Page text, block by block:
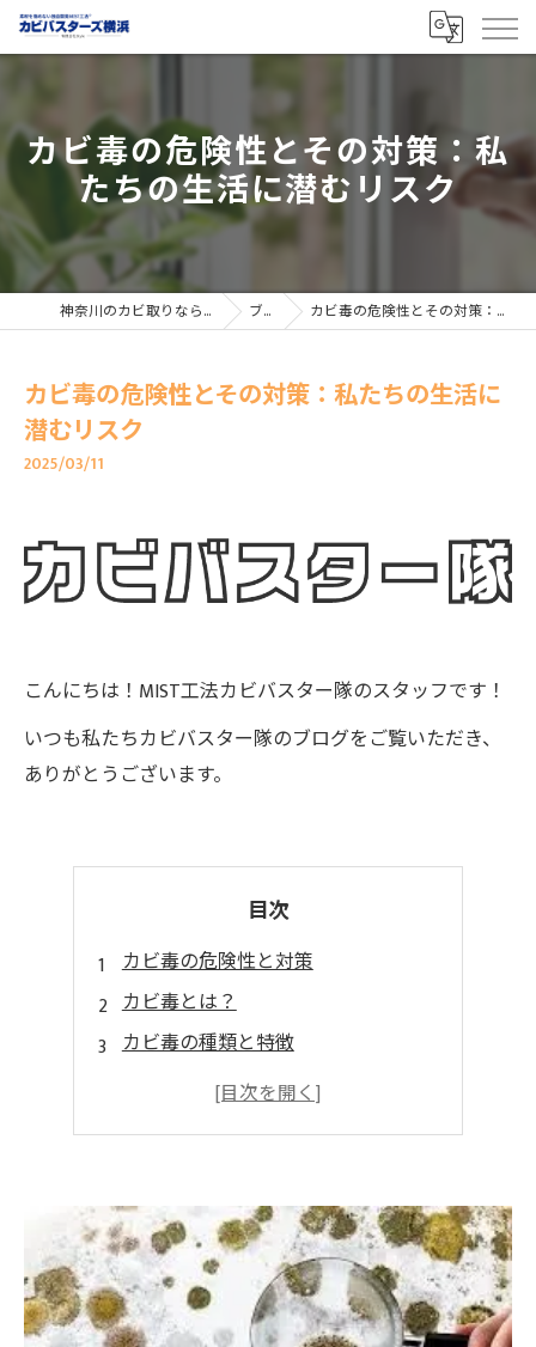
カビ毒の危険性とその対策：私
たちの生活に潜むリスク
神奈川のカビ取りならカビバスターズ横浜 ブログ カビ毒の危険性とその対策：私たちの生活に潜むリスク
カビ毒の危険性とその対策：私たちの生活に
潜むリスク
2025/03/11
こんにちは！MIST工法カビバスター隊のスタッフです！
いつも私たちカビバスター隊のブログをご覧いただき、
ありがとうございます。
目次
カビ毒の危険性と対策
カビ毒とは？
カビ毒の種類と特徴
カビ毒の発生源と日常生活への影響
Q&A
さいごに：健康を守るために